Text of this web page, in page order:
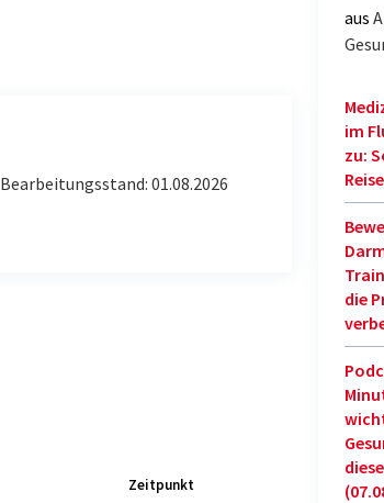
Bearbeitungsstand: 01.08.2026
Zeitpunkt
aus
im
zu:
die